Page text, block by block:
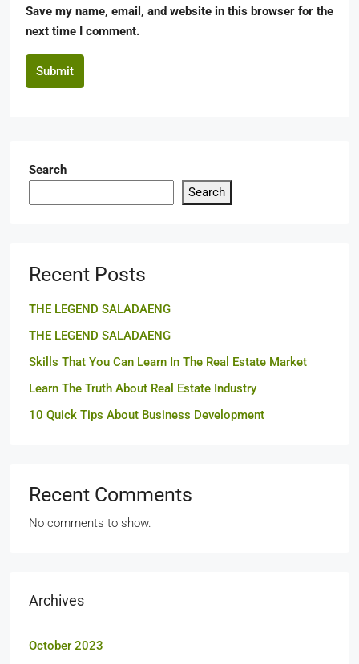
Save my name, email, and website in this browser for the
next time I comment.
Submit
Search
Search
Recent Posts
THE LEGEND SALADAENG
THE LEGEND SALADAENG
Skills That You Can Learn In The Real Estate Market
Learn The Truth About Real Estate Industry
10 Quick Tips About Business Development
Recent Comments
No comments to show.
Archives
October 2023